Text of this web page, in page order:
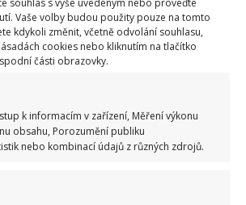
Vaše volby budou použity pouze na tomto
kdykoli změnit, včetně odvolání souhlasu,
cookies nebo kliknutím na tlačítko
části obrazovky.
k informacím v zařízení, Měření výkonu
obsahu, Porozumění publiku
nebo kombinací údajů z různých zdrojů.
můžete je rajčeti dodat v podobě
dodají dusík, nebo
jež zase doplní především